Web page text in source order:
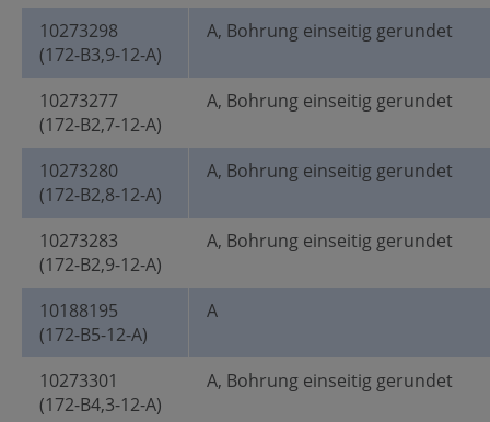
10273298
(172-B3,9-12-A)
A, Bohrung einseitig gerundet
10273277
(172-B2,7-12-A)
A, Bohrung einseitig gerundet
10273280
(172-B2,8-12-A)
A, Bohrung einseitig gerundet
10273283
(172-B2,9-12-A)
A, Bohrung einseitig gerundet
10188195
(172-B5-12-A)
A
10273301
(172-B4,3-12-A)
A, Bohrung einseitig gerundet